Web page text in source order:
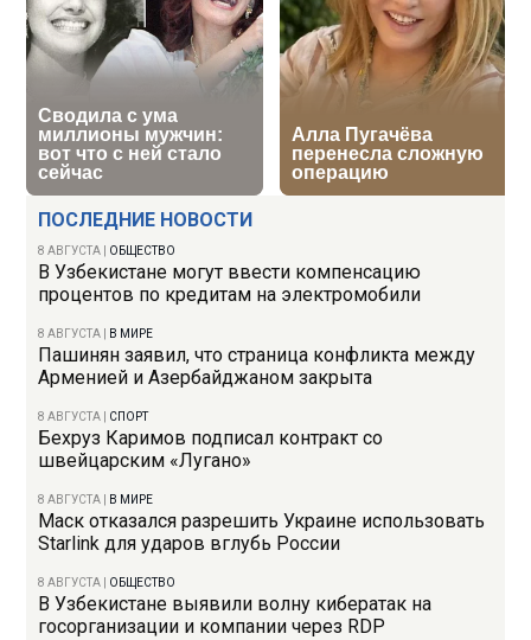
ПОСЛЕДНИЕ НОВОСТИ
8 АВГУСТА ОБЩЕСТВО
В Узбекистане могут ввести компенсацию
процентов по кредитам на электромобили
8 АВГУСТА В МИРЕ
Пашинян заявил, что страница конфликта между
Арменией и Азербайджаном закрыта
8 АВГУСТА СПОРТ
Бехруз Каримов подписал контракт со
швейцарским «Лугано»
8 АВГУСТА В МИРЕ
Маск отказался разрешить Украине использовать
Starlink для ударов вглубь России
8 АВГУСТА ОБЩЕСТВО
В Узбекистане выявили волну кибератак на
госорганизации и компании через RDP